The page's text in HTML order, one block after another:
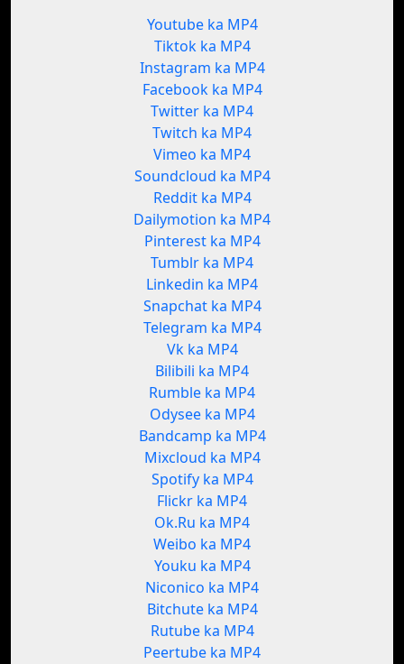
Youtube ka MP4
Tiktok ka MP4
Instagram ka MP4
Facebook ka MP4
Twitter ka MP4
Twitch ka MP4
Vimeo ka MP4
Soundcloud ka MP4
Reddit ka MP4
Dailymotion ka MP4
Pinterest ka MP4
Tumblr ka MP4
Linkedin ka MP4
Snapchat ka MP4
Telegram ka MP4
Vk ka MP4
Bilibili ka MP4
Rumble ka MP4
Odysee ka MP4
Bandcamp ka MP4
Mixcloud ka MP4
Spotify ka MP4
Flickr ka MP4
Ok.Ru ka MP4
Weibo ka MP4
Youku ka MP4
Niconico ka MP4
Bitchute ka MP4
Rutube ka MP4
Peertube ka MP4